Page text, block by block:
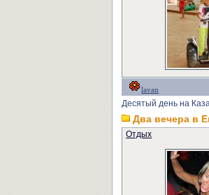
lavan
Десятый день на
Два вечера в
Отдых